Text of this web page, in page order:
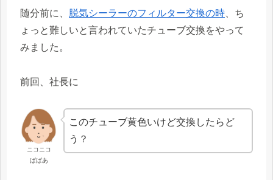
随分前に、 脱気シーラーのフィルター交換の時 、ち
ょっと難しいと言われていたチューブ交換をやって
みました。
前回、社長に
ニコニコ
ばばあ
このチューブ黄色いけど交換したらど
う？